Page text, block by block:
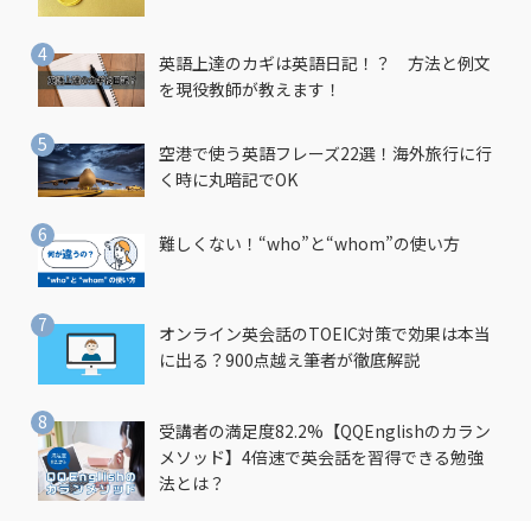
英語上達のカギは英語日記！？ 方法と例文
を現役教師が教えます！
空港で使う英語フレーズ22選！海外旅行に行
く時に丸暗記でOK
難しくない！“who”と“whom”の使い方
オンライン英会話のTOEIC対策で効果は本当
に出る？900点越え筆者が徹底解説
受講者の満足度82.2%【QQEnglishのカラン
メソッド】4倍速で英会話を習得できる勉強
法とは？